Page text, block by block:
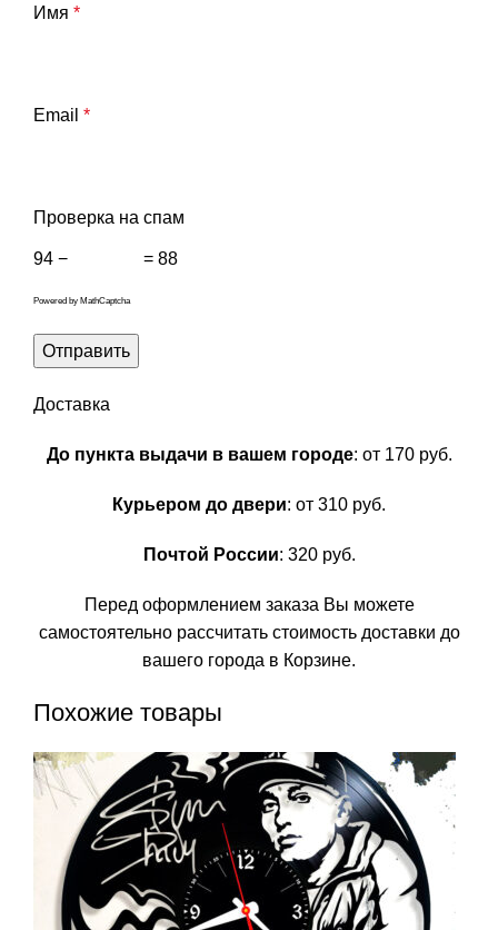
Имя *
Email *
Проверка на спам
94 − = 88
Powered by MathCaptcha
Доставка
До пункта выдачи в вашем городе: от 170 руб.
Курьером до двери: от 310 руб.
Почтой России: 320 руб.
Перед оформлением заказа Вы можете
самостоятельно рассчитать стоимость доставки до
вашего города в Корзине.
Похожие товары